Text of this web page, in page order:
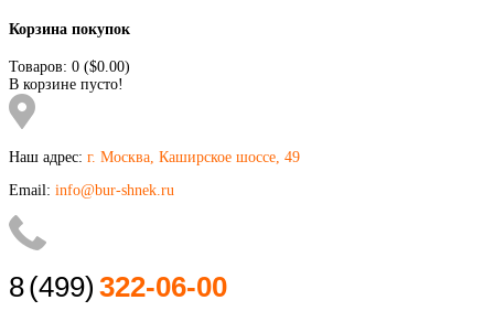
Корзина покупок
Товаров: 0 ($0.00)
В корзине пусто!
Наш адрес: г. Москва, Каширское шоссе, 49
Email: info@bur-shnek.ru
8(499) 322-06-00